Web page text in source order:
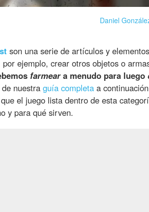
Daniel
son una serie de artículos y
ejemplo, crear otros objetos o
farmeara menudo para luego
nuestra guía completa a continuación
que el juego lista dentro de esta
y para qué sirven.